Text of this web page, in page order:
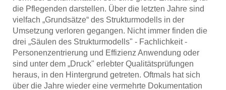
die Pflegenden darstellen. Über die letzten Jahre sind
vielfach „Grundsätze“ des Strukturmodells in der
Umsetzung verloren gegangen. Nicht immer finden die
drei „Säulen des Strukturmodells" - Fachlichkeit -
Personenzentrierung und Effizienz Anwendung oder
sind unter dem „Druck" erlebter Qualitätsprüfungen
heraus, in den Hintergrund getreten. Oftmals hat sich
über die Jahre wieder eine vermehrte Dokumentation